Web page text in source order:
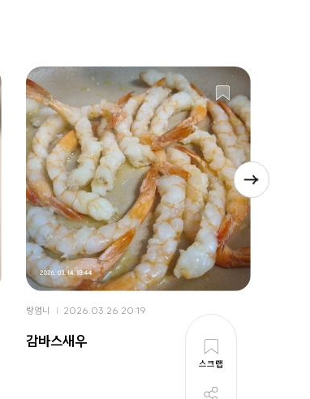
스크랩
랑엄니 2026.03.26 20:19
감바스새우